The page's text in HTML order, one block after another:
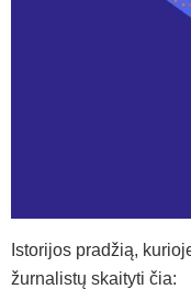
Istorijos pradžią,
žurnalistų skaityti čia: